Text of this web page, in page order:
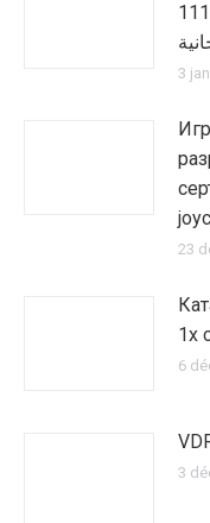
+ مكافأة
3
23
1х
6
3